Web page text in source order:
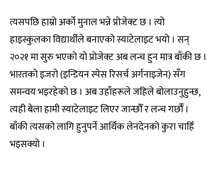
त्यसपछि हाम्रो अर्को मुनाल भन्ने प्रोजेक्ट छ । त्यो
हाइस्कुलका विद्यार्थीले बनाएको स्याटेलाइट भयो । सन्
२०२१ मा सुरु भएको यो प्रोजेक्ट अब लन्च हुन मात्र बाँकी छ ।
भारतको इजरो (इन्डियन स्पेस रिसर्च अर्गनाइजेन) सँग
समन्वय भइरहेको छ । अब उहाँहरूले जहिले बोलाउनुहुन्छ,
त्यही बेला हामी स्याटेलाइट लिएर जान्छौँ र लन्च गर्छौँ ।
बाँकी त्यसको लागि हुनुपर्ने आर्थिक लेनदेनको कुरा चाहिँ
भइसक्यो ।